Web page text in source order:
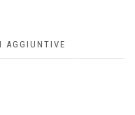
AGGIUNTIVE